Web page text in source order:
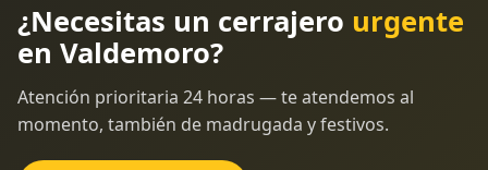
¿Necesitas un cerrajero urgente
en Valdemoro?
Atención prioritaria 24 horas — te atendemos al
momento, también de madrugada y festivos.